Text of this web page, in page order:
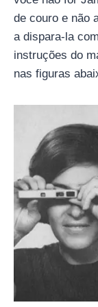
de couro e não
a dispara-la
instruções do
nas figuras